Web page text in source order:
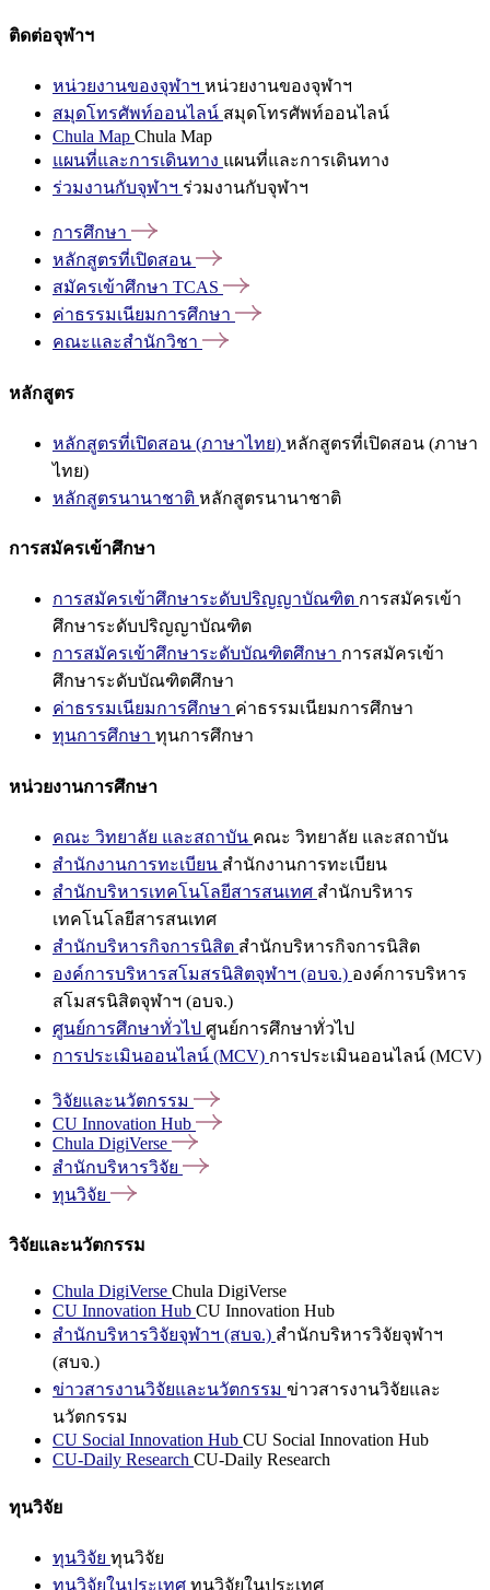
ติดต่อจุฬาฯ
หน่วยงานของจุฬาฯ หน่วยงานของจุฬาฯ
สมุดโทรศัพท์ออนไลน์ สมุดโทรศัพท์ออนไลน์
Chula Map Chula Map
แผนที่และการเดินทาง แผนที่และการเดินทาง
ร่วมงานกับจุฬาฯ ร่วมงานกับจุฬาฯ
การศึกษา
หลักสูตรที่เปิดสอน
สมัครเข้าศึกษา TCAS
ค่าธรรมเนียมการศึกษา
คณะและสำนักวิชา
หลักสูตร
หลักสูตรที่เปิดสอน (ภาษาไทย) หลักสูตรที่เปิดสอน (ภาษา
ไทย)
หลักสูตรนานาชาติ หลักสูตรนานาชาติ
การสมัครเข้าศึกษา
การสมัครเข้าศึกษาระดับปริญญาบัณฑิต การสมัครเข้า
ศึกษาระดับปริญญาบัณฑิต
การสมัครเข้าศึกษาระดับบัณฑิตศึกษา การสมัครเข้า
ศึกษาระดับบัณฑิตศึกษา
ค่าธรรมเนียมการศึกษา ค่าธรรมเนียมการศึกษา
ทุนการศึกษา ทุนการศึกษา
หน่วยงานการศึกษา
คณะ วิทยาลัย และสถาบัน คณะ วิทยาลัย และสถาบัน
สำนักงานการทะเบียน สำนักงานการทะเบียน
สำนักบริหารเทคโนโลยีสารสนเทศ สำนักบริหาร
เทคโนโลยีสารสนเทศ
สำนักบริหารกิจการนิสิต สำนักบริหารกิจการนิสิต
องค์การบริหารสโมสรนิสิตจุฬาฯ (อบจ.) องค์การบริหาร
สโมสรนิสิตจุฬาฯ (อบจ.)
ศูนย์การศึกษาทั่วไป ศูนย์การศึกษาทั่วไป
การประเมินออนไลน์ (MCV) การประเมินออนไลน์ (MCV)
วิจัยและนวัตกรรม
CU Innovation Hub
Chula DigiVerse
สำนักบริหารวิจัย
ทุนวิจัย
วิจัยและนวัตกรรม
Chula DigiVerse Chula DigiVerse
CU Innovation Hub CU Innovation Hub
สำนักบริหารวิจัยจุฬาฯ (สบจ.) สำนักบริหารวิจัยจุฬาฯ
(สบจ.)
ข่าวสารงานวิจัยและนวัตกรรม ข่าวสารงานวิจัยและ
นวัตกรรม
CU Social Innovation Hub CU Social Innovation Hub
CU-Daily Research CU-Daily Research
ทุนวิจัย
ทุนวิจัย ทุนวิจัย
ทุนวิจัยในประเทศ ทุนวิจัยในประเทศ